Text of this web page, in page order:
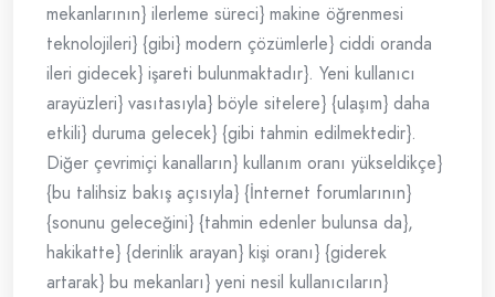
mekanlarının} ilerleme süreci} makine öğrenmesi
teknolojileri} {gibi} modern çözümlerle} ciddi oranda
ileri gidecek} işareti bulunmaktadır}. Yeni kullanıcı
arayüzleri} vasıtasıyla} böyle sitelere} {ulaşım} daha
etkili} duruma gelecek} {gibi tahmin edilmektedir}.
Diğer çevrimiçi kanalların} kullanım oranı yükseldikçe}
{bu talihsiz bakış açısıyla} {İnternet forumlarının}
{sonunu geleceğini} {tahmin edenler bulunsa da},
hakikatte} {derinlik arayan} kişi oranı} {giderek
artarak} bu mekanları} yeni nesil kullanıcıların}